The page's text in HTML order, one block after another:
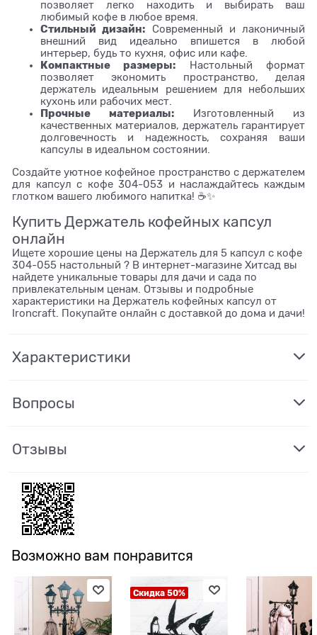
позволяет легко находить и выбирать ваш
любимый кофе в любое время.
Стильный дизайн: Современный и лаконичный
внешний вид идеально впишется в любой
интерьер, будь то кухня, офис или кафе.
Компактные размеры: Настольный формат
позволяет экономить пространство, делая
держатель идеальным решением для небольших
кухонь или рабочих мест.
Прочные материалы: Изготовленный из
качественных материалов, держатель гарантирует
долговечность и надежность, сохраняя ваши
капсулы в идеальном состоянии.
Создайте уютное кофейное пространство с держателем
для капсул с кофе 304-053 и наслаждайтесь каждым
глотком вашего любимого напитка! ☕️✨
Купить Держатель кофейных капсул
онлайн
Ищете хорошие цены на Держатель для 5 капсул с кофе
304-055 настольный ? В интернет-магазине Хитсад вы
найдете уникальные товары для дачи и сада по
привлекательным ценам. Отзывы и подробные
характеристики на Держатель кофейных капсул от
Ironcraft. Покупайте онлайн с доставкой до дома и дачи!
Характеристики
Вопросы
Отзывы
Возможно вам понравится
Скидка 50%